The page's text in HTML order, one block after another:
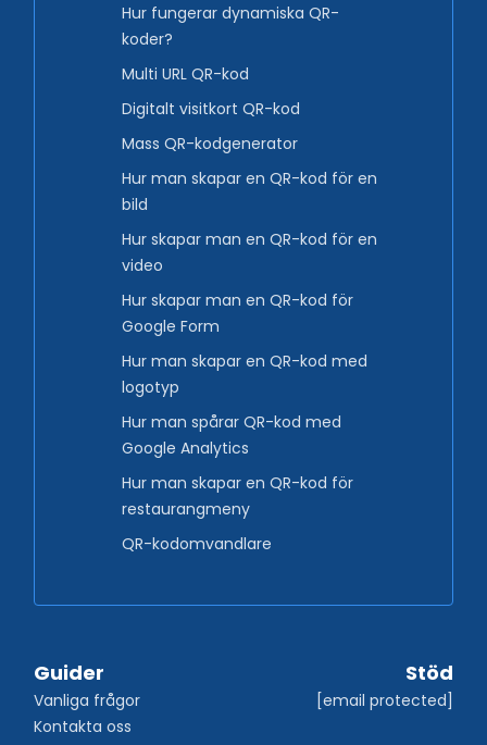
Hur fungerar dynamiska QR-
koder?
Multi URL QR-kod
Digitalt visitkort QR-kod
Mass QR-kodgenerator
Hur man skapar en QR-kod för en
bild
Hur skapar man en QR-kod för en
video
Hur skapar man en QR-kod för
Google Form
Hur man skapar en QR-kod med
logotyp
Hur man spårar QR-kod med
Google Analytics
Hur man skapar en QR-kod för
restaurangmeny
QR-kodomvandlare
Guider
Vanliga frågor
Kontakta oss
Stöd
[email protected]